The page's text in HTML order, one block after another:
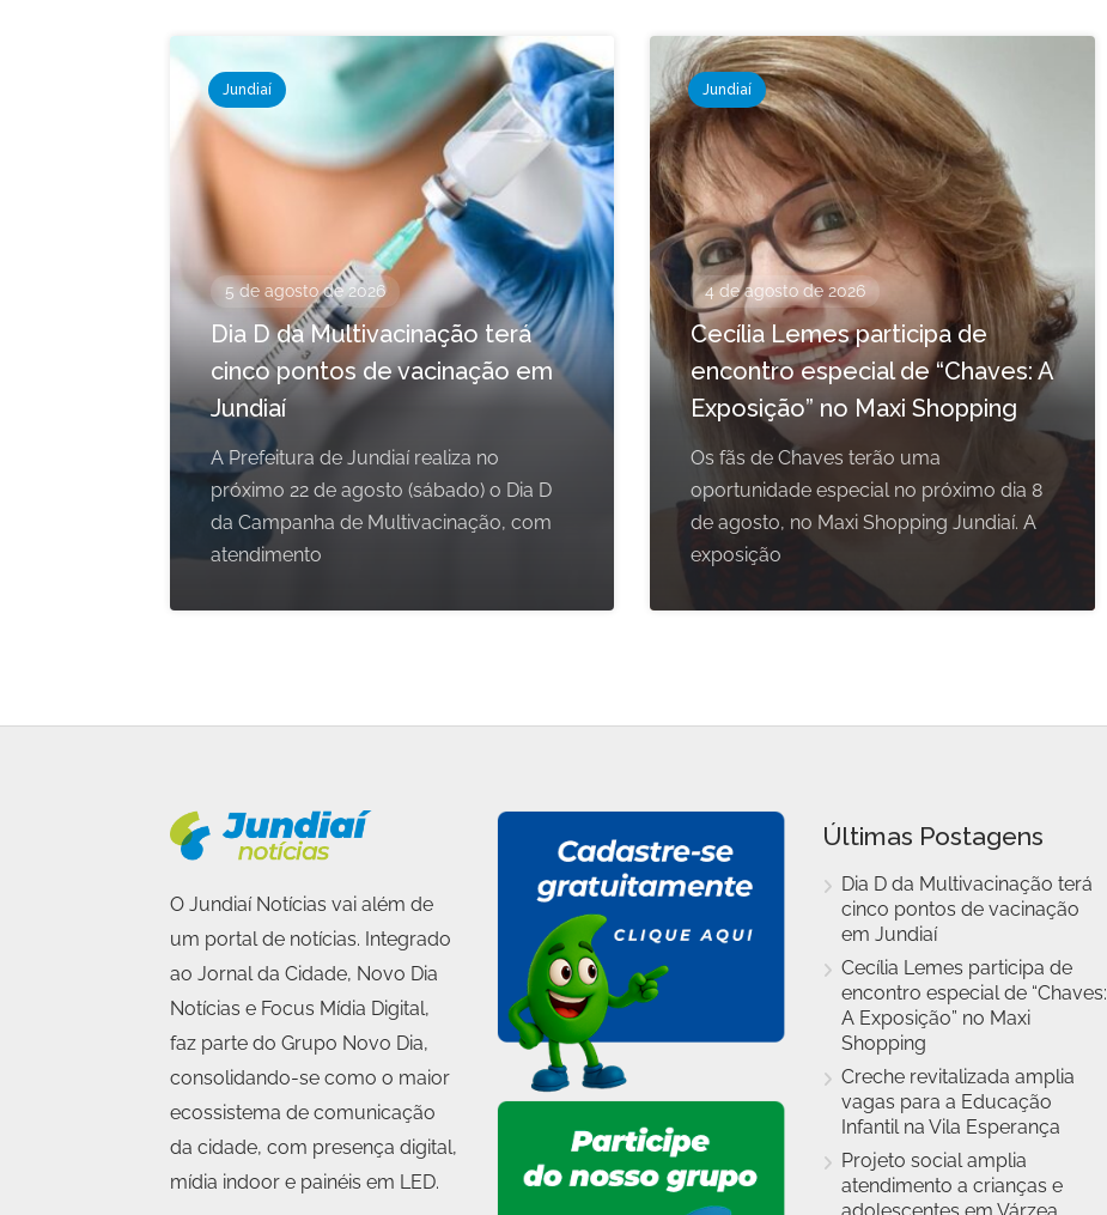
Jundiaí
5 de agosto de 2026
Dia D da Multivacinação terá
cinco pontos de vacinação em
Jundiaí
A Prefeitura de Jundiaí realiza no
próximo 22 de agosto (sábado) o Dia D
da Campanha de Multivacinação, com
atendimento
Jundiaí
4 de agosto de 2026
Cecília Lemes participa de
encontro especial de “Chaves: A
Exposição” no Maxi Shopping
Os fãs de Chaves terão uma
oportunidade especial no próximo dia 8
de agosto, no Maxi Shopping Jundiaí. A
exposição
O Jundiaí Notícias vai além de
um portal de notícias. Integrado
ao Jornal da Cidade, Novo Dia
Notícias e Focus Mídia Digital,
faz parte do Grupo Novo Dia,
consolidando-se como o maior
ecossistema de comunicação
da cidade, com presença digital,
mídia indoor e painéis em LED.
Últimas Postagens
Dia D da Multivacinação terá
cinco pontos de vacinação
em Jundiaí
Cecília Lemes participa de
encontro especial de “Chaves:
A Exposição” no Maxi
Shopping
Creche revitalizada amplia
vagas para a Educação
Infantil na Vila Esperança
Projeto social amplia
atendimento a crianças e